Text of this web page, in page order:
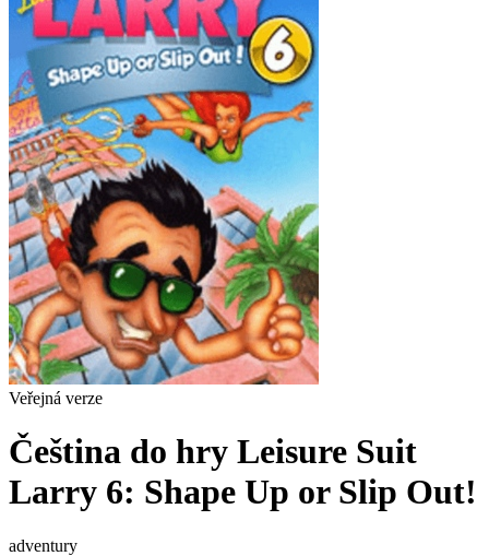
Veřejná verze
Čeština do hry Leisure Suit
Larry 6: Shape Up or Slip Out!
adventury